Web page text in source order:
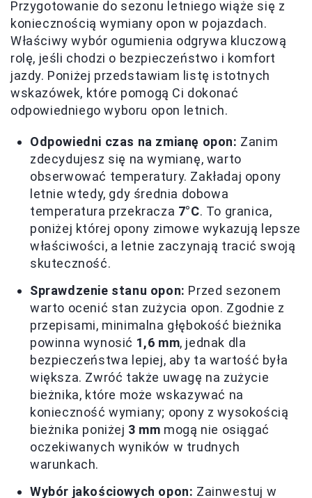
Przygotowanie do sezonu letniego wiąże się z
koniecznością wymiany opon w pojazdach.
Właściwy wybór ogumienia odgrywa kluczową
rolę, jeśli chodzi o bezpieczeństwo i komfort
jazdy. Poniżej przedstawiam listę istotnych
wskazówek, które pomogą Ci dokonać
odpowiedniego wyboru opon letnich.
Odpowiedni czas na zmianę opon: Zanim
zdecydujesz się na wymianę, warto
obserwować temperatury. Zakładaj opony
letnie wtedy, gdy średnia dobowa
temperatura przekracza 7°C. To granica,
poniżej której opony zimowe wykazują lepsze
właściwości, a letnie zaczynają tracić swoją
skuteczność.
Sprawdzenie stanu opon: Przed sezonem
warto ocenić stan zużycia opon. Zgodnie z
przepisami, minimalna głębokość bieżnika
powinna wynosić 1,6 mm, jednak dla
bezpieczeństwa lepiej, aby ta wartość była
większa. Zwróć także uwagę na zużycie
bieżnika, które może wskazywać na
konieczność wymiany; opony z wysokością
bieżnika poniżej 3 mm mogą nie osiągać
oczekiwanych wyników w trudnych
warunkach.
Wybór jakościowych opon: Zainwestuj w